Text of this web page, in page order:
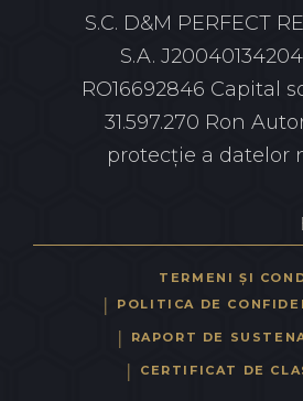
S.C. D&M PERFECT
S.A.
RO16692846 Capital
31.597.270 Ron
protecție a datelor
TERMENI ȘI
POLITICA DE
RAPORT DE
CERTIFICAT DE